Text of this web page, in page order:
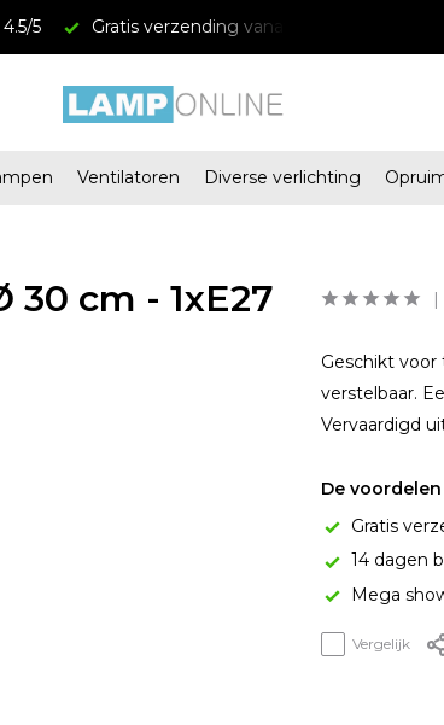
5 Gratis verzending vanaf € 34,95
Ventilatoren Diverse verlichting
cm - 1xE27
Geschikt
verstelbaar.
Vervaardigd
De
Gratis
14 dagen
Mega
Vergelijk